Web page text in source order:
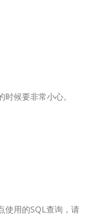
候要非常小心。
使用的SQL查询，请